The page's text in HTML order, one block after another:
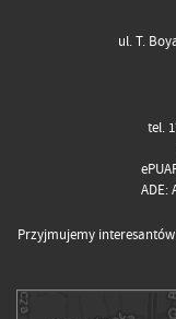
ul. T.
tel.
ADE:
Przyjmujemy